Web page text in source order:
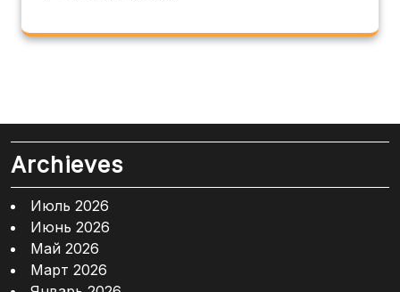
Archieves
Июль 2026
Июнь 2026
Май 2026
Март 2026